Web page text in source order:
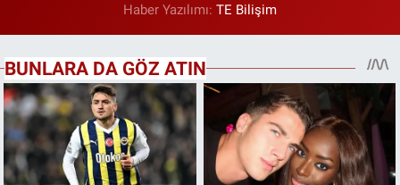
Haber Yazılımı: TE Bilişim